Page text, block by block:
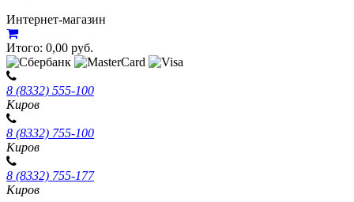
Интернет-магазин
Итого: 0,00 руб.
8 (8332) 555-100
Киров
8 (8332) 755-100
Киров
8 (8332) 755-177
Киров